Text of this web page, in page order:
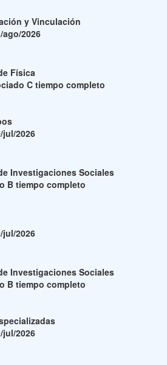
y Vinculación
ago/2026
Física
C tiempo completo
jul/2026
Investigaciones Sociales
B tiempo completo
jul/2026
Investigaciones Sociales
B tiempo completo
jul/2026